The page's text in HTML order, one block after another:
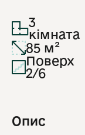
3
кімната
85 м²
Поверх
2/6
Опис